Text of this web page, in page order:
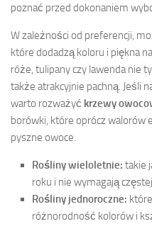
poznać przed dokonaniem
W zależności od preferencji,
które dodadzą koloru i piękna
róże, tulipany czy lawenda nie
także atrakcyjnie pachną. Jeśli
warto rozważyć krzewy
borówki, które oprócz walorów
pyszne owoce.
Rośliny wieloletnie: takie
roku i nie wymagają
Rośliny jednoroczne:
różnorodność kolorów i